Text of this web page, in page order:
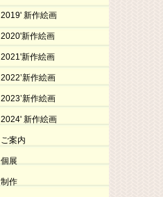
2019' 新作絵画
2020'新作絵画
2021'新作絵画
2022’新作絵画
2023’新作絵画
2024' 新作絵画
ご案内
個展
制作